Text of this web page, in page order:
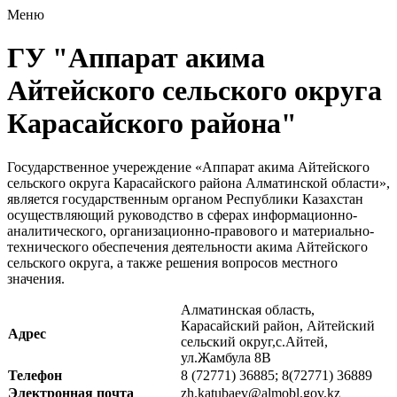
Меню
ГУ "Аппарат акима
Айтейского сельского округа
Карасайского района"
Государственное учереждение «Аппарат акима Айтейского
сельского округа Карасайского района Алматинской области»,
является государственным органом Республики Казахстан
осуществляющий руководство в сферах информационно-
аналитического, организационно-правового и материально-
технического обеспечения деятельности акима Айтейского
сельского округа, а также решения вопросов местного
значения.
Адрес
Алматинская область,
Карасайский район, Айтейский
сельский округ,с.Айтей,
ул.Жамбула 8В
Телефон
8 (72771) 36885; 8(72771) 36889
Электронная почта
zh.katubaev@almobl.gov.kz